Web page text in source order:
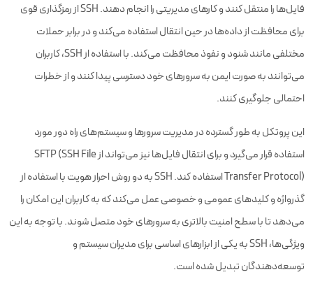
فایل‌ها را منتقل کنند و کارهای مدیریتی را انجام دهند. SSH از رمزگذاری قوی
برای محافظت از داده‌ها در حین انتقال استفاده می‌کند و در برابر حملات
مختلفی مانند شنود و نفوذ محافظت می‌کند. با استفاده از SSH، کاربران
می‌توانند به صورت ایمن به سرورهای خود دسترسی پیدا کنند و از خطرات
احتمالی جلوگیری کنند.
این پروتکل به طور گسترده در مدیریت سرورها و سیستم‌های راه دور مورد
استفاده قرار می‌گیرد و برای انتقال فایل‌ها نیز می‌تواند از SFTP (SSH File
Transfer Protocol) استفاده کند. SSH به دو روش احراز هویت با استفاده از
گذرواژه و کلیدهای عمومی و خصوصی عمل می‌کند که به کاربران این امکان را
می‌دهد تا با سطح امنیت بالاتری به سرورهای خود متصل شوند. با توجه به این
ویژگی‌ها، SSH به یکی از ابزارهای اساسی برای مدیران سیستم و
توسعه‌دهندگان تبدیل شده است.